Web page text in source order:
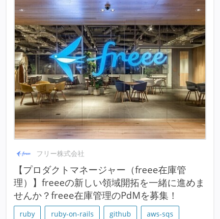
フリー株式会社
【プロダクトマネージャー（freee在庫管
理）】freeeの新しい領域開拓を一緒に進めま
せんか？freee在庫管理のPdMを募集！
ruby ruby-on-rails github
aws-sqs